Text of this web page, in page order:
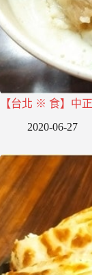
【台北 ※ 食】中
2020-06-27